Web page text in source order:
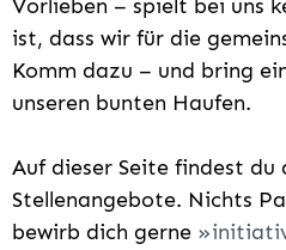
Vorlieben – spielt bei uns
ist, dass wir für die
Komm dazu – und bring
unseren bunten Haufen.
Auf dieser Seite findest du
Stellenangebote. Nichts
bewirb dich gerne